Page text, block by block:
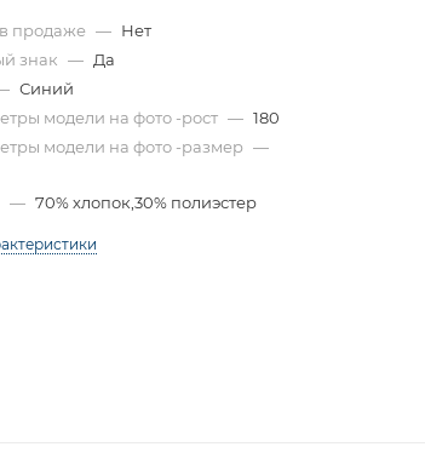
продаже — Нет
знак — Да
Синий
модели на фото -рост — 180
модели на фото -размер —
— 70% хлопок,30% полиэстер